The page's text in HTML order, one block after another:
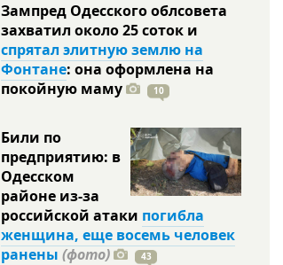
Зампред Одесского облсовета
захватил около 25 соток и
спрятал элитную землю на
Фонтане: она оформлена на
покойную маму 10
Били по
предприятию: в
Одесском
районе из-за
российской атаки погибла
женщина, еще восемь человек
ранены (фото) 43